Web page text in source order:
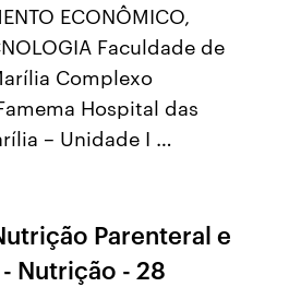
ECONÔMICO,
Faculdade de
Complexo
Hospital das
– Unidade I …
Parenteral e
Nutrição - 28